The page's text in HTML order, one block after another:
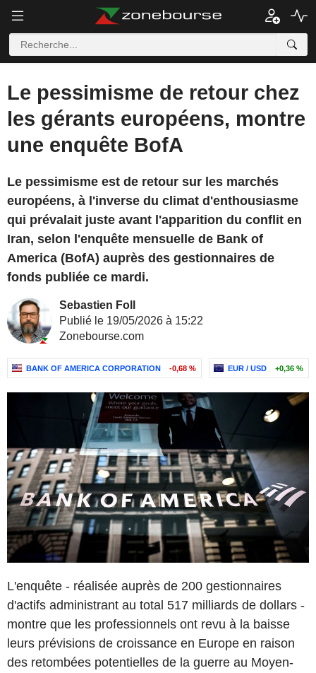
Le pessimisme de retour chez
les gérants européens, montre
une enquête BofA
Le pessimisme est de retour sur les marchés
européens, à l'inverse du climat d'enthousiasme
qui prévalait juste avant l'apparition du conflit en
Iran, selon l'enquête mensuelle de Bank of
America (BofA) auprès des gestionnaires de
fonds publiée ce mardi.
Sebastien Foll
Publié le 19/05/2026 à 15:22
Zonebourse.com
BANK OF AMERICA CORPORATION -0,68 % EUR / USD +0,36 %
L'enquête - réalisée auprès de 200 gestionnaires
d'actifs administrant au total 517 milliards de dollars -
montre que les professionnels ont revu à la baisse
leurs prévisions de croissance en Europe en raison
des retombées potentielles de la guerre au Moyen-